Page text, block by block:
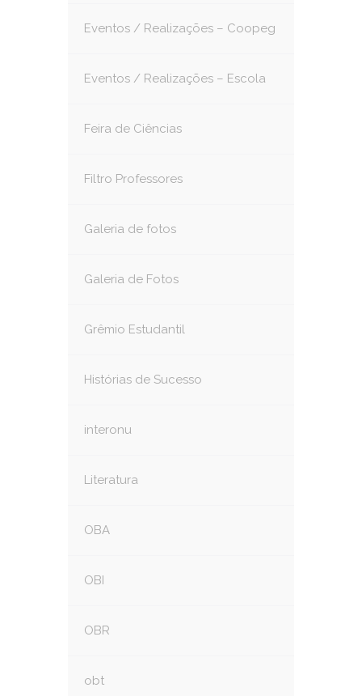
Eventos / Realizações – Coopeg
Eventos / Realizações – Escola
Feira de Ciências
Filtro Professores
Galeria de fotos
Galeria de Fotos
Grêmio Estudantil
Histórias de Sucesso
interonu
Literatura
OBA
OBI
OBR
obt